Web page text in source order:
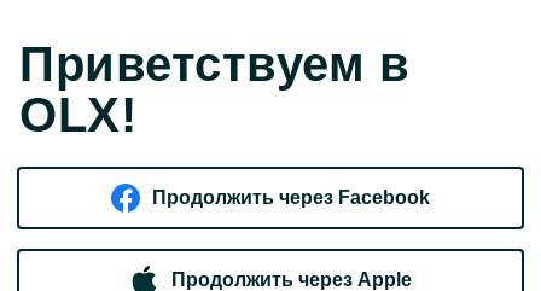
Приветствуем в
OLX!
Продолжить через Facebook
Продолжить через Apple